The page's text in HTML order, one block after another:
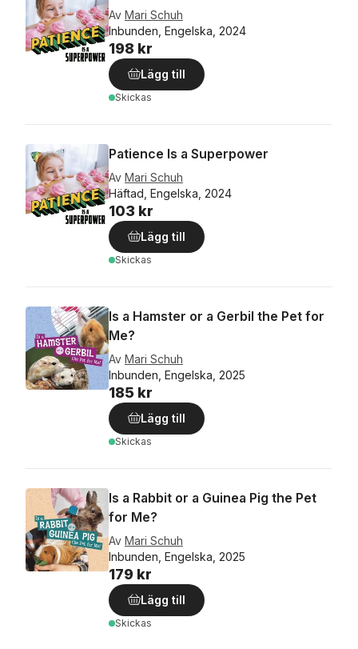
Av Mari Schuh
Inbunden, Engelska, 2024
198 kr
Lägg till
Skickas
Patience Is a Superpower
Av Mari Schuh
Häftad, Engelska, 2024
103 kr
Lägg till
Skickas
Is a Hamster or a Gerbil the Pet for
Me?
Av Mari Schuh
Inbunden, Engelska, 2025
185 kr
Lägg till
Skickas
Is a Rabbit or a Guinea Pig the Pet
for Me?
Av Mari Schuh
Inbunden, Engelska, 2025
179 kr
Lägg till
Skickas